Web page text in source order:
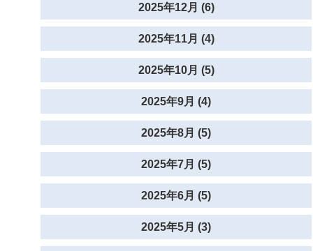
2025年12月 (6)
2025年11月 (4)
2025年10月 (5)
2025年9月 (4)
2025年8月 (5)
2025年7月 (5)
2025年6月 (5)
2025年5月 (3)